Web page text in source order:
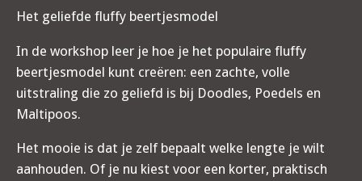
Het geliefde fluffy beertjesmodel
In de workshop leer je hoe je het populaire fluffy
beertjesmodel kunt creëren: een zachte, volle
uitstraling die zo geliefd is bij Doodles, Poedels en
Maltipoos.
Het mooie is dat je zelf bepaalt welke lengte je wilt
aanhouden. Of je nu kiest voor een korter, praktisch